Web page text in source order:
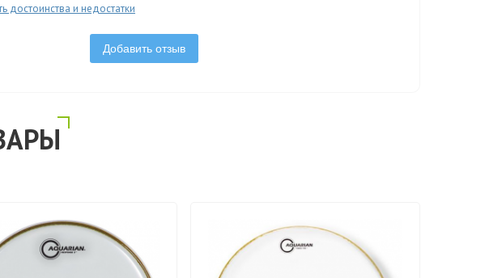
достоинства и недостатки
Добавить отзыв